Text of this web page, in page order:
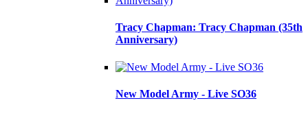
Tracy Chapman: Tracy Chapman (35th
Anniversary)
New Model Army - Live SO36